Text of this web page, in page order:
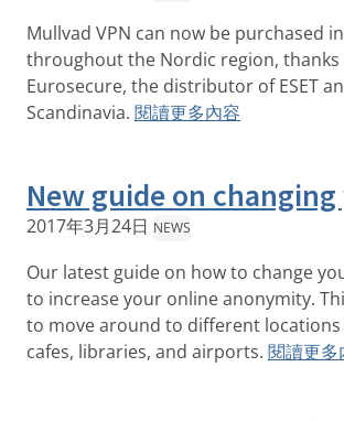
Mullvad VPN can now be purchased
throughout the Nordic region,
Eurosecure, the distributor of ESET
Scandinavia. 閱讀更多內容
New guide on changing
2017年3月24日 NEWS
Our latest guide on how to change
to increase your online anonymity.
to move around to different
cafes, libraries, and airports. 閱讀更多